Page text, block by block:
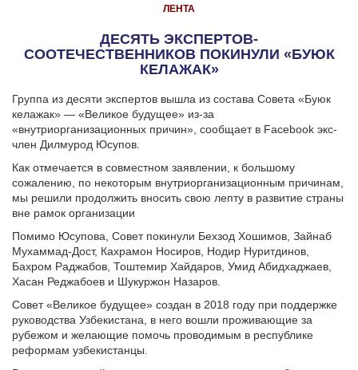
ЛЕНТА
ДЕСЯТЬ ЭКСПЕРТОВ-
CООТЕЧЕСТВЕННИКОВ ПОКИНУЛИ «БУЮК
КЕЛАЖАК»
Группа из десяти экспертов вышла из состава Совета «Буюк
келажак» — «Великое будущее» из-за
«внутриорганизационных причин», сообщает в Facebook экс-
член Дилмурод Юсупов.
Как отмечается в совместном заявлении, к большому
сожалению, по некоторым внутриорганизационным причинам,
мы решили продолжить вносить свою лепту в развитие страны
вне рамок организации
Помимо Юсупова, Совет покинули Бехзод Хошимов, Зайнаб
Мухаммад-Дост, Кахрамон Носиров, Нодир Нуритдинов,
Бахром Раджабов, Тоштемир Хайдаров, Умид Абидхаджаев,
Хасан Реджабоев и Шукуржон Назаров.
Совет «Великое будущее» создан в 2018 году при поддержке
руководства Узбекистана, в него вошли проживающие за
рубежом и желающие помочь проводимым в республике
реформам узбекистанцы.